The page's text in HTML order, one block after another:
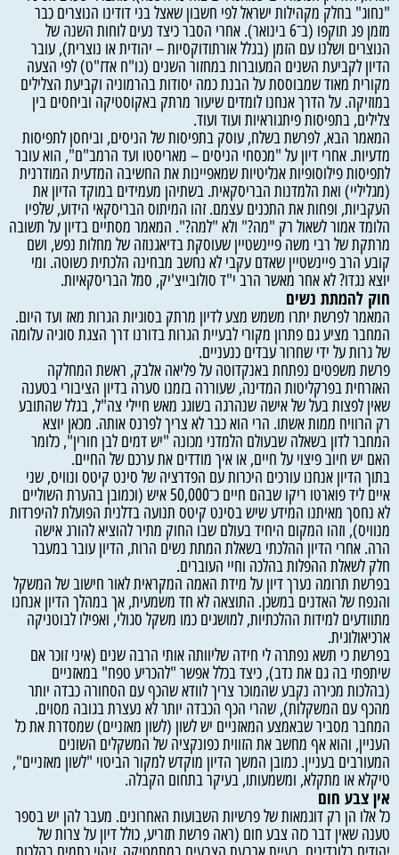
"נחוג" בחלק מקהילות ישראל לפי חשבון שאצל בני דודינו הנוצרים כבר
מזמן פג תוקפו (ב־6 בינואר). אחרי הסבר כיצד נעים לוחות השנה של
הנוצרים ושלנו עם הזמן (בגלל אורתודוקסיות – יהודית או נוצרית), עובר
הדיון לקביעת השנים המעוברות במחזור השנים (גו"ח אדז"ט) לפי הצעה
מקורית מאוד שמבוססת על הבנת כמה יסודות בהרמוניה וקביעת הצלילים
במוזיקה. על הדרך אנחנו לומדים שיעור מרתק באקוסטיקה וביחסים בין
צלילים, בתפיסות פיתגוראיות ועוד ועוד.
המאמר הבא, לפרשת בשלח, עוסק בתפיסות של הניסים, וביחסן לתפיסות
מדעיות. אחרי דיון על "מכסחי הניסים – מאריסטו ועד הרמב"ם", הוא עובר
לתפיסות פילוסופיות אנליטיות שמאפיינות את החשיבה המדעית המודרנית
(מגליליי) ואת הלמדנות הבריסקאית. בשתיהן מעמידים במוקד הדיון את
העקביות, ופחות את התכנים עצמם. זהו המיתוס הבריסקאי הידוע, שלפיו
הלומד אמור לשאול רק "מה?" ולא "למה?". המאמר מסתיים בדיון על תשובה
מרתקת של רבי משה פיינשטיין שעוסקת בדיאגנוזה של מחלות נפש, ושם
קובע הרב פיינשטיין שאדם עקבי לא נחשב מבחינה הלכתית כשוטה. ומי
יוצא נגדו? לא אחר מאשר הרב י"ד סולובייצ'יק, סמל הבריסקאיות.
חוק להמתת נשים
המאמר לפרשת יתרו משמש מצע לדיון מרתק בסוגיות הגרות מאז ועד היום.
המחבר מציע גם פתרון מקורי לבעיית הגרות בדורנו דרך הצגת סוגיה עלומה
של גרות על ידי שחרור עבדים כנעניים.
פרשת משפטים נפתחת באנקדוטה על פליאה אלבק, ראשת המחלקה
האזרחית בפרקליטות המדינה, שעוררה בזמנו סערה בדיון הציבורי בטענה
שאין לפצות בעל של אישה שנהרגה בשוגג מאש חיילי צה"ל, בגלל שהתובע
רק הרוויח ממות אשתו. הרי הוא כבר לא צריך לפרנס אותה. מכאן יוצא
המחבר לדון בשאלה שבעולם הלמדני מכונה "יש דמים לבן חורין", כלומר
האם יש חיוב פיצוי על חיים, או איך מודדים את ערכם של החיים.
בתוך הדיון אנחנו עורכים היכרות עם הפדרציה של סינט קיטס ונוויס, שני
איים ליד פוארטו ריקו שבהם חיים כ־50,000 איש (וכמובן בהערת השוליים
לא נחסך מאיתנו המידע שיש בסינט קיטס תנועה בדלנית הפועלת להיפרדות
מנוויס), וזהו המקום היחיד בעולם שבו החוק מתיר להוציא להורג אישה
הרה. אחרי הדיון ההלכתי בשאלת המתת נשים הרות, הדיון עובר במעבר
חלק לשאלת ההפלות בהלכה וחיי העוברים.
בפרשת תרומה נערך דיון על מידת האמה המקראית לאור חישוב של המשקל
והנפח של האדנים במשכן. התוצאה לא חד משמעית, אך במהלך הדיון אנחנו
מתוודעים למידות ההלכתיות, למושגים כמו משקל סגולי, ואפילו לבוטניקה
ארכיאולוגית.
בפרשת כי תשא נפתרה לי חידה שליוותה אותי הרבה שנים (איני זוכר אם
שיתפתי בה גם את נדב), כיצד בכלל אפשר "להכריע טפח" במאזניים
(בהלכות מכירה נקבע שהמוכר צריך לוודא שהכף עם הסחורה כבדה יותר
מהכף עם המשקלות), שהרי הכף הכבדה יותר לא נעצרת בגובה מסוים.
המחבר מסביר שבאמצע המאזניים יש לשון (לשון מאזניים) שמסדרת את כל
העניין, והוא אף מחשב את הזווית כפונקציה של המשקלים השונים
המעורבים בעניין. כמובן המשך הדיון מוקדש למקור הביטוי "לשון מאזניים",
טיקלא או מתקלא, ומשמעותו, בעיקר בתחום הקבלה.
אין צבע חום
כל אלו הן רק דוגמאות של פרשיות השבועות האחרונים. מעבר להן יש בספר
טענה שאין דבר כזה צבע חום (ראה פרשת תזריע, כולל דיון על צרות של